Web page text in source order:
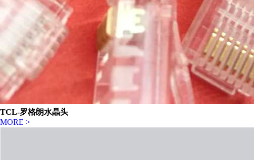
TCL-罗格朗水晶头
MORE >